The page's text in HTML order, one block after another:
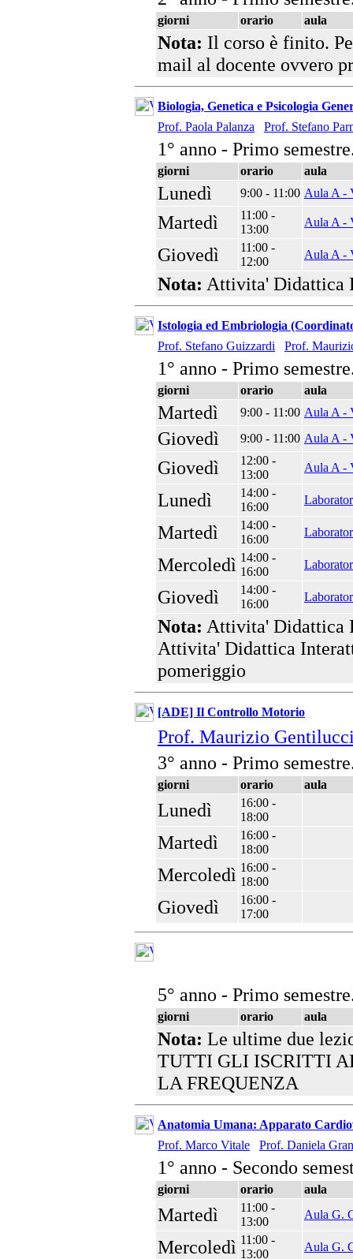
giorni orario aula
Nota: Il corso è finito.
mail al docente ovvero
Biologia, Genetica e Psicologia
Prof. Paola Palanza
Prof. Stefano
1° anno - Primo
giorni orario aula
Lunedì 9:00 - 11:00 Aula A -
Martedì
11:00 -
13:00
Aula A -
Giovedì
11:00 -
12:00
Aula A -
Nota: Attivita' Didattica
Istologia ed Embriologia
Prof. Stefano Guizzardi
Prof.
1° anno - Primo
giorni orario aula
Martedì 9:00 - 11:00 Aula A -
Giovedì 9:00 - 11:00 Aula A -
Giovedì
12:00 -
13:00
Aula A -
Lunedì
14:00 -
16:00
Martedì
14:00 -
16:00
Mercoledì 14:00 -
16:00
Giovedì
14:00 -
16:00
Nota: Attivita' Didattica
Attivita' Didattica
pomeriggio
[ADE] Il Controllo Motorio
Prof. Maurizio
3° anno - Primo
giorni orario aula
Lunedì
16:00 -
18:00
Martedì
16:00 -
18:00
Mercoledì 16:00 -
18:00
Giovedì
16:00 -
17:00
5° anno - Primo
giorni orario aula
Nota: Le ultime due
TUTTI GLI ISCRITTI
LA FREQUENZA
Anatomia Umana: Apparato
Prof. Marco Vitale
Prof. Daniela
1° anno - Secondo
giorni orario aula
Martedì
11:00 -
13:00
Aula G.
Mercoledì 11:00 -
13:00
Aula G.